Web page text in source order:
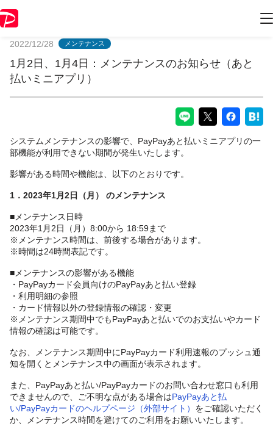
2022/12/28 メンテナンス
1月2日、1月4日：メンテナンスのお知らせ（あと
払いミニアプリ）
システムメンテナンスの影響で、PayPayあと払いミニアプリの一
部機能が利用できない期間が発生いたします。
影響がある時間や機能は、以下のとおりです。
1．2023年1月2日（月） のメンテナンス
■メンテナンス日時
2023年1月2日（月）8:00から 18:59まで
※メンテナンス時間は、前後する場合があります。
※時間は24時間表記です。
■メンテナンスの影響がある機能
・PayPayカード会員向けのPayPayあと払い登録
・利用明細の参照
・カード情報以外の登録情報の確認・変更
※メンテナンス期間中でもPayPayあと払いでのお支払いやカード
情報の確認は可能です。
なお、メンテナンス期間中にPayPayカード利用速報のプッシュ通
知を開くとメンテナンス中の画面が表示されます。
また、PayPayあと払い/PayPayカードのお問い合わせ窓口も利用
できませんので、ご不明な点がある場合はPayPayあと払
い/PayPayカードのヘルプページ（外部サイト） をご確認いただく
か、メンテナンス時間を避けてのご利用をお願いいたします。